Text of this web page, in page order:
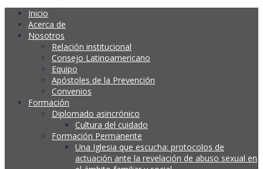
Inicio
Acerca de
Nosotros
Relación institucional
Consejo Latinoamericano
Equipo
Apóstoles de la Prevención
Convenios
Formación
Diplomado asincrónico
Cultura del cuidado
Formación Permanente
Una Iglesia que escucha: protocolos de
actuación ante la revelación de abuso sexual en